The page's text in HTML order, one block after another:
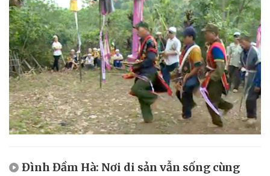
Đình Đầm Hà: Nơi di sản vẫn sống cùng